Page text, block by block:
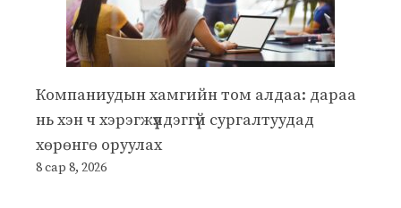
Компаниудын хамгийн том алдаа: дараа
нь хэн ч хэрэгжүүлдэггүй сургалтуудад
хөрөнгө оруулах
8 сар 8, 2026